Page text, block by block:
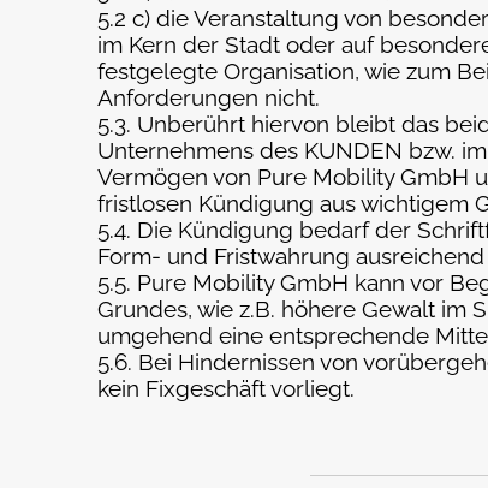
5.2 c) die Veranstaltung von
im Kern der Stadt oder auf
festgelegte Organisation, wie zum
Anforderungen nicht.
5.3. Unberührt hiervon bleibt das
Unternehmens des KUNDEN bzw.
Vermögen von Pure Mobility GmbH
fristlosen Kündigung aus wichtigem
5.4. Die Kündigung bedarf der
Form- und Fristwahrung ausreichend
5.5. Pure Mobility GmbH kann vor
Grundes, wie z.B. höhere Gewalt im
umgehend eine entsprechende
5.6. Bei Hindernissen von
kein Fixgeschäft vorliegt.